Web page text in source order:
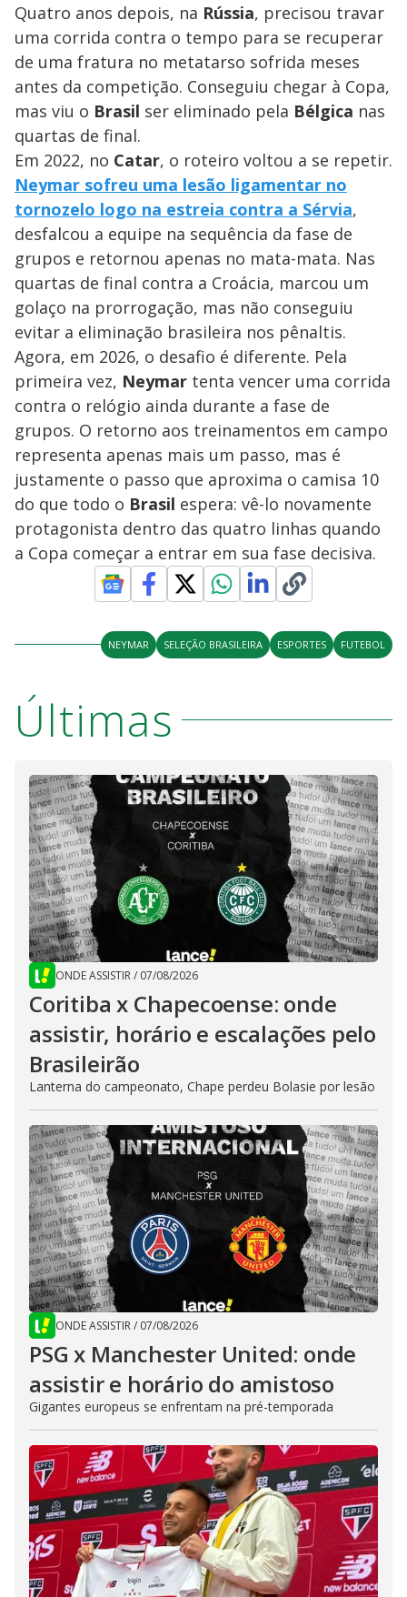
Quatro anos depois, na Rússia, precisou travar
uma corrida contra o tempo para se recuperar
de uma fratura no metatarso sofrida meses
antes da competição. Conseguiu chegar à Copa,
mas viu o Brasil ser eliminado pela Bélgica nas
quartas de final.
Em 2022, no Catar, o roteiro voltou a se repetir.
Neymar sofreu uma lesão ligamentar no
tornozelo logo na estreia contra a Sérvia,
desfalcou a equipe na sequência da fase de
grupos e retornou apenas no mata-mata. Nas
quartas de final contra a Croácia, marcou um
golaço na prorrogação, mas não conseguiu
evitar a eliminação brasileira nos pênaltis.
Agora, em 2026, o desafio é diferente. Pela
primeira vez, Neymar tenta vencer uma corrida
contra o relógio ainda durante a fase de
grupos. O retorno aos treinamentos em campo
representa apenas mais um passo, mas é
justamente o passo que aproxima o camisa 10
do que todo o Brasil espera: vê-lo novamente
protagonista dentro das quatro linhas quando
a Copa começar a entrar em sua fase decisiva.
NEYMAR SELEÇÃO BRASILEIRA ESPORTES FUTEBOL
Últimas
ONDE ASSISTIR/ 07/08/2026
Coritiba x Chapecoense: onde
assistir, horário e escalações pelo
Brasileirão
Lanterna do campeonato, Chape perdeu Bolasie por lesão
ONDE ASSISTIR/ 07/08/2026
PSG x Manchester United: onde
assistir e horário do amistoso
Gigantes europeus se enfrentam na pré-temporada